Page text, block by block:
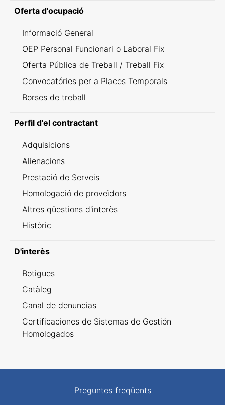
Oferta d'ocupació
Informació General
OEP Personal Funcionari o Laboral Fix
Oferta Pública de Treball / Treball Fix
Convocatóries per a Places Temporals
Borses de treball
Perfil d'el contractant
Adquisicions
Alienacions
Prestació de Serveis
Homologació de proveïdors
Altres qüestions d'interès
Històric
D'interès
Botigues
Catàleg
Canal de denuncias
Certificaciones de Sistemas de Gestión
Homologados
Preguntes freqüents